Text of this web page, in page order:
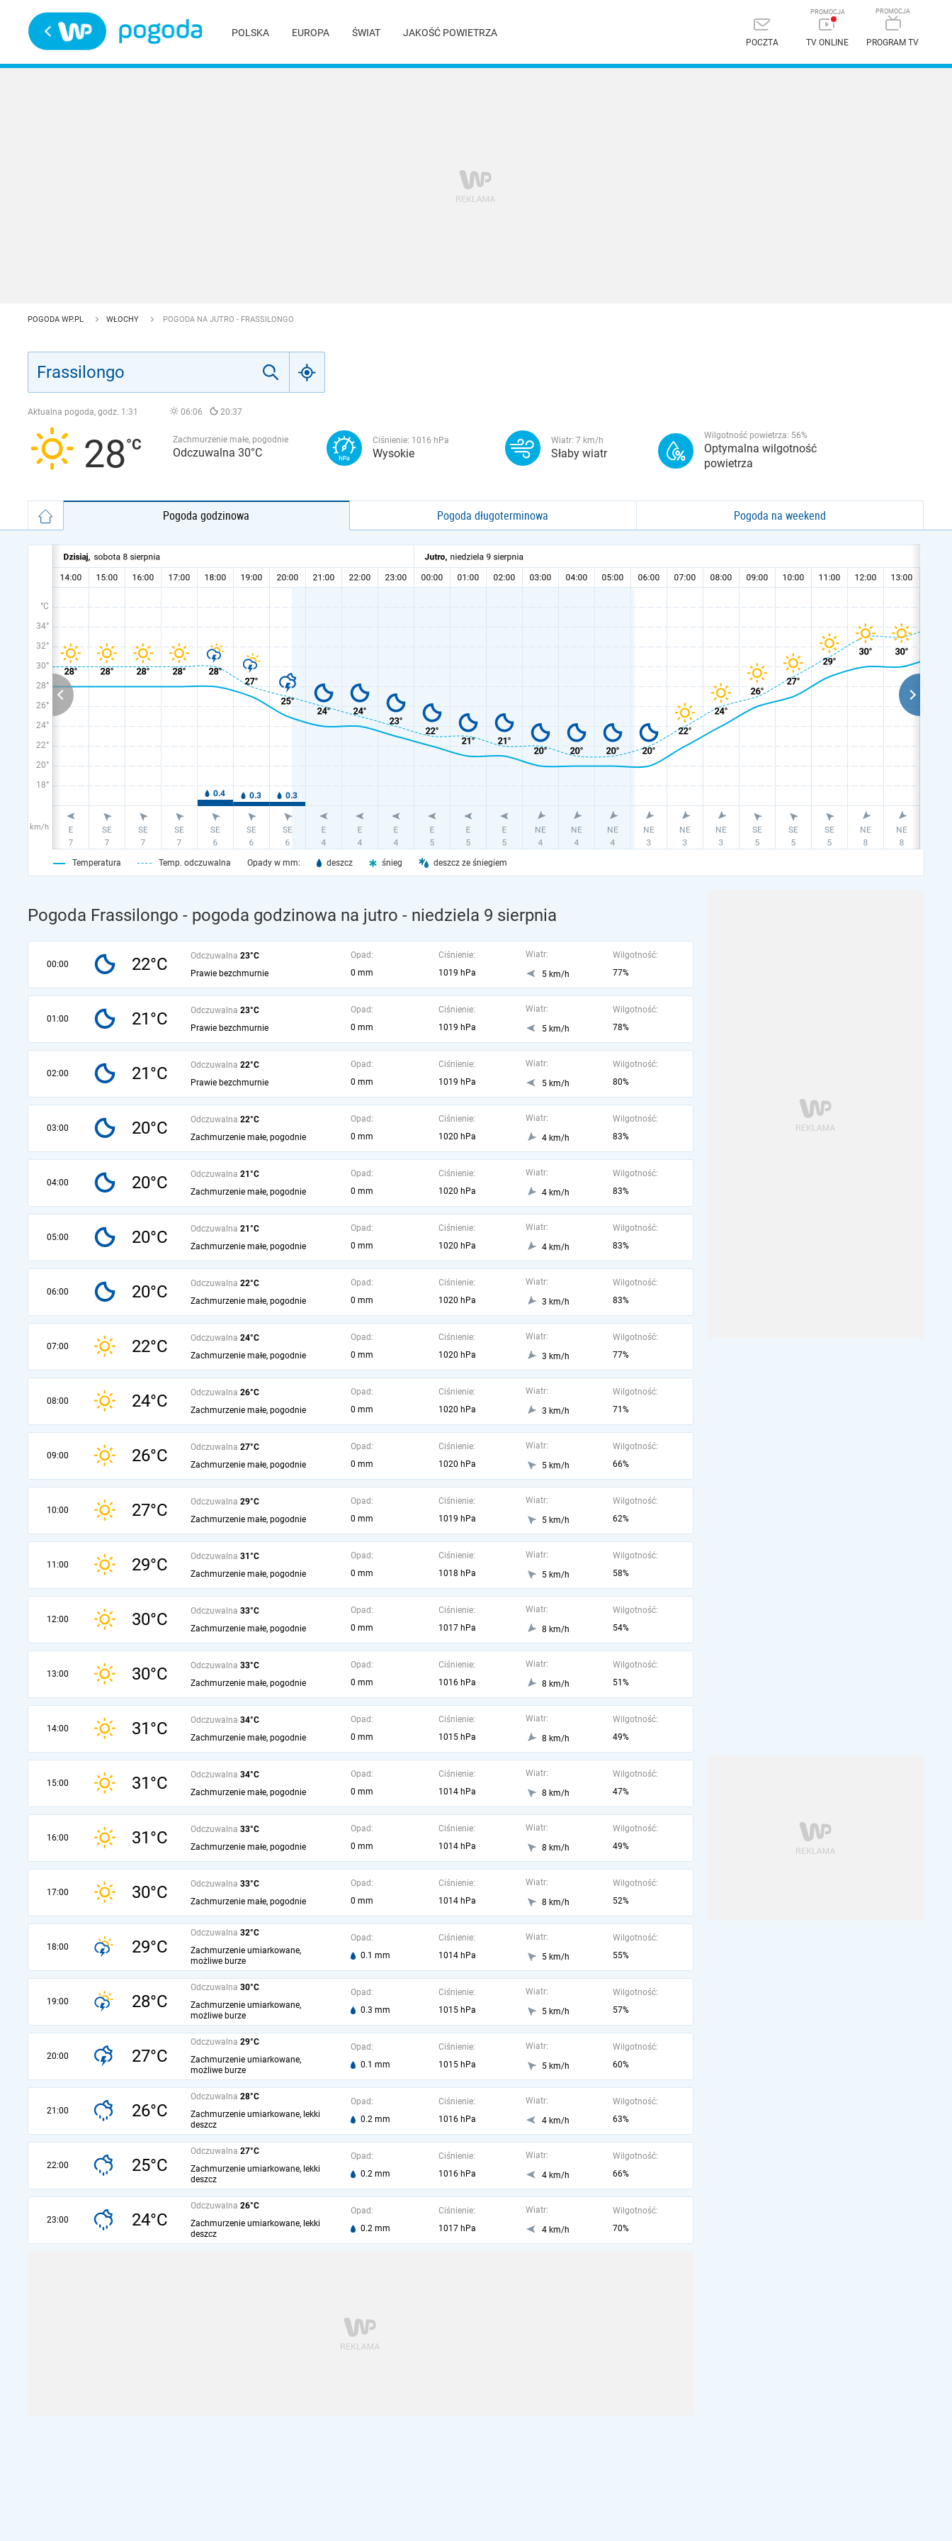
POLSKA EUROPA ŚWIAT JAKOŚĆ POWIETRZA
POCZTA TV ONLINE PROGRAM TV
POGODA WP.PL WŁOCHY POGODA NA JUTRO - FRASSILONGO
Aktualna pogoda, godz. 1:31 06:06 20:37
28 Zachmurzenie małe, pogodnie
Odczuwalna 30°C
Ciśnienie: 1016 hPa
Wysokie
Wiatr: 7 km/h
Słaby wiatr
Wilgotność powietrza: 56%
Optymalna wilgotność
powietrza
Pogoda godzinowa Pogoda długoterminowa Pogoda na weekend
°C
34°
32°
30°
28°
26°
24°
22°
20°
18°
km/h
Temperatura Temp. odczuwalna Opady w mm: deszcz śnieg deszcz ze śniegiem
Pogoda Frassilongo - pogoda godzinowa na jutro - niedziela 9 sierpnia
00:00 22°C Odczuwalna 23°C
Prawie bezchmurnie
Opad:
0 mm
Ciśnienie:
1019 hPa
Wiatr:
5 km/h
Wilgotność:
77%
01:00 21°C Odczuwalna 23°C
Prawie bezchmurnie
Opad:
0 mm
Ciśnienie:
1019 hPa
Wiatr:
5 km/h
Wilgotność:
78%
02:00 21°C Odczuwalna 22°C
Prawie bezchmurnie
Opad:
0 mm
Ciśnienie:
1019 hPa
Wiatr:
5 km/h
Wilgotność:
80%
03:00 20°C Odczuwalna 22°C
Zachmurzenie małe, pogodnie
Opad:
0 mm
Ciśnienie:
1020 hPa
Wiatr:
4 km/h
Wilgotność:
83%
04:00 20°C Odczuwalna 21°C
Zachmurzenie małe, pogodnie
Opad:
0 mm
Ciśnienie:
1020 hPa
Wiatr:
4 km/h
Wilgotność:
83%
05:00 20°C Odczuwalna 21°C
Zachmurzenie małe, pogodnie
Opad:
0 mm
Ciśnienie:
1020 hPa
Wiatr:
4 km/h
Wilgotność:
83%
06:00 20°C Odczuwalna 22°C
Zachmurzenie małe, pogodnie
Opad:
0 mm
Ciśnienie:
1020 hPa
Wiatr:
3 km/h
Wilgotność:
83%
07:00 22°C Odczuwalna 24°C
Zachmurzenie małe, pogodnie
Opad:
0 mm
Ciśnienie:
1020 hPa
Wiatr:
3 km/h
Wilgotność:
77%
08:00 24°C Odczuwalna 26°C
Zachmurzenie małe, pogodnie
Opad:
0 mm
Ciśnienie:
1020 hPa
Wiatr:
3 km/h
Wilgotność:
71%
09:00 26°C Odczuwalna 27°C
Zachmurzenie małe, pogodnie
Opad:
0 mm
Ciśnienie:
1020 hPa
Wiatr:
5 km/h
Wilgotność:
66%
10:00 27°C Odczuwalna 29°C
Zachmurzenie małe, pogodnie
Opad:
0 mm
Ciśnienie:
1019 hPa
Wiatr:
5 km/h
Wilgotność:
62%
11:00 29°C Odczuwalna 31°C
Zachmurzenie małe, pogodnie
Opad:
0 mm
Ciśnienie:
1018 hPa
Wiatr:
5 km/h
Wilgotność:
58%
12:00 30°C Odczuwalna 33°C
Zachmurzenie małe, pogodnie
Opad:
0 mm
Ciśnienie:
1017 hPa
Wiatr:
8 km/h
Wilgotność:
54%
13:00 30°C Odczuwalna 33°C
Zachmurzenie małe, pogodnie
Opad:
0 mm
Ciśnienie:
1016 hPa
Wiatr:
8 km/h
Wilgotność:
51%
14:00 31°C Odczuwalna 34°C
Zachmurzenie małe, pogodnie
Opad:
0 mm
Ciśnienie:
1015 hPa
Wiatr:
8 km/h
Wilgotność:
49%
15:00 31°C Odczuwalna 34°C
Zachmurzenie małe, pogodnie
Opad:
0 mm
Ciśnienie:
1014 hPa
Wiatr:
8 km/h
Wilgotność:
47%
16:00 31°C Odczuwalna 33°C
Zachmurzenie małe, pogodnie
Opad:
0 mm
Ciśnienie:
1014 hPa
Wiatr:
8 km/h
Wilgotność:
49%
17:00 30°C Odczuwalna 33°C
Zachmurzenie małe, pogodnie
Opad:
0 mm
Ciśnienie:
1014 hPa
Wiatr:
8 km/h
Wilgotność:
52%
18:00 29°C
Odczuwalna 32°C
Zachmurzenie umiarkowane,
możliwe burze
Opad:
0.1 mm
Ciśnienie:
1014 hPa
Wiatr:
5 km/h
Wilgotność:
55%
19:00 28°C
Odczuwalna 30°C
Zachmurzenie umiarkowane,
możliwe burze
Opad:
0.3 mm
Ciśnienie:
1015 hPa
Wiatr:
5 km/h
Wilgotność:
57%
20:00 27°C
Odczuwalna 29°C
Zachmurzenie umiarkowane,
możliwe burze
Opad:
0.1 mm
Ciśnienie:
1015 hPa
Wiatr:
5 km/h
Wilgotność:
60%
21:00 26°C
Odczuwalna 28°C
Zachmurzenie umiarkowane, lekki
deszcz
Opad:
0.2 mm
Ciśnienie:
1016 hPa
Wiatr:
4 km/h
Wilgotność:
63%
22:00 25°C
Odczuwalna 27°C
Zachmurzenie umiarkowane, lekki
deszcz
Opad:
0.2 mm
Ciśnienie:
1016 hPa
Wiatr:
4 km/h
Wilgotność:
66%
23:00 24°C
Odczuwalna 26°C
Zachmurzenie umiarkowane, lekki
deszcz
Opad:
0.2 mm
Ciśnienie:
1017 hPa
Wiatr:
4 km/h
Wilgotność:
70%